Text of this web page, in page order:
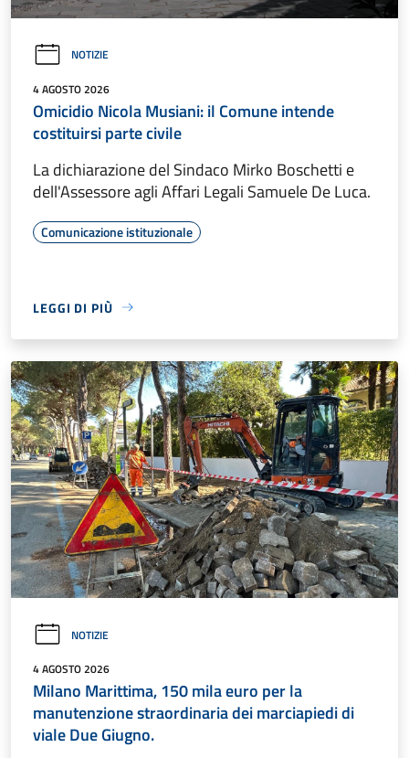
NOTIZIE
4 AGOSTO 2026
Omicidio Nicola Musiani: il Comune intende
costituirsi parte civile
La dichiarazione del Sindaco Mirko Boschetti e
dell'Assessore agli Affari Legali Samuele De Luca.
Comunicazione istituzionale
LEGGI DI PIÙ
NOTIZIE
4 AGOSTO 2026
Milano Marittima, 150 mila euro per la
manutenzione straordinaria dei marciapiedi di
viale Due Giugno.